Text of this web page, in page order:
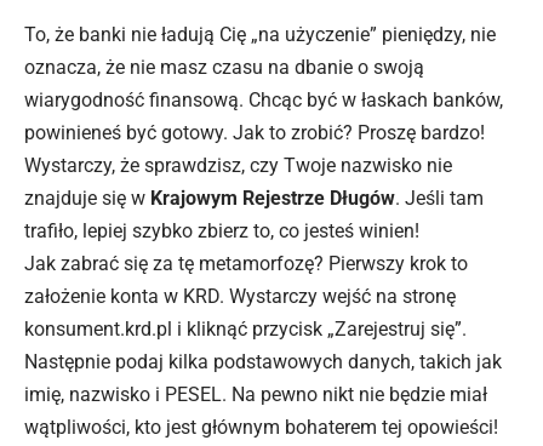
To, że banki nie ładują Cię „na użyczenie” pieniędzy, nie
oznacza, że nie masz czasu na dbanie o swoją
wiarygodność finansową. Chcąc być w łaskach banków,
powinieneś być gotowy. Jak to zrobić? Proszę bardzo!
Wystarczy, że sprawdzisz, czy Twoje nazwisko nie
znajduje się w Krajowym Rejestrze Długów. Jeśli tam
trafiło, lepiej szybko zbierz to, co jesteś winien!
Jak zabrać się za tę metamorfozę? Pierwszy krok to
założenie konta w KRD. Wystarczy wejść na stronę
konsument.krd.pl i kliknąć przycisk „Zarejestruj się”.
Następnie podaj kilka podstawowych danych, takich jak
imię, nazwisko i PESEL. Na pewno nikt nie będzie miał
wątpliwości, kto jest głównym bohaterem tej opowieści!